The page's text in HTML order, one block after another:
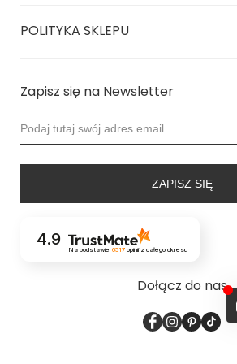
Strój jestdwuwarstwowy
nosi rozmiar XS
miseczka A
Zadaj pytanie
POLITYKA SKLEPU
Zapisz się na Newsletter
ZAPISZ SIĘ
4.9
Na podstawie 6517opinii z całego okresu
Dołącz do nas